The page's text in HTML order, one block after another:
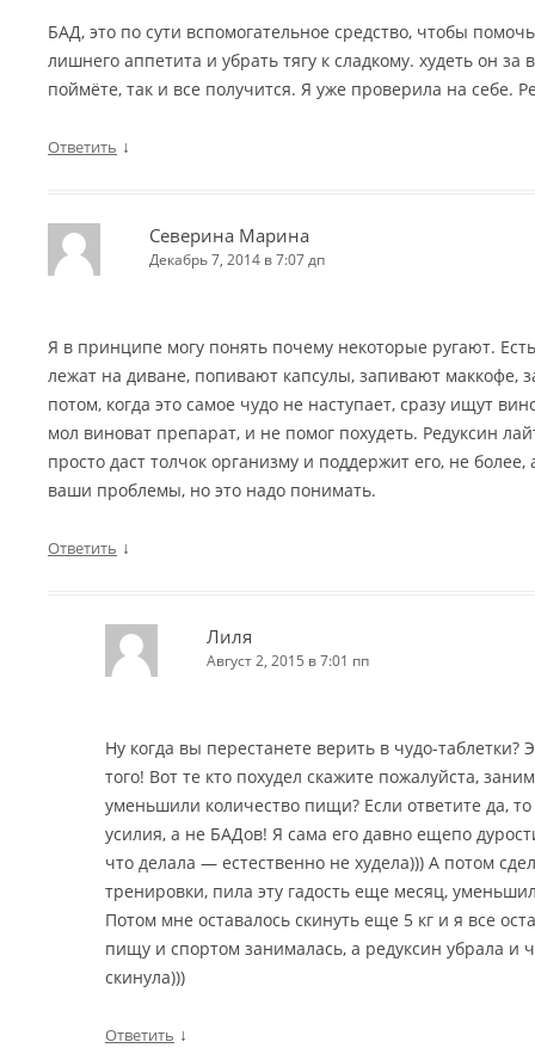
БАД, это по сути вспомогательное средство, чтобы
лишнего аппетита и убрать тягу к сладкому. худеть он за
поймёте, так и все получится. Я уже проверила на себе.
Ответить ↓
Северина Марина
Декабрь 7, 2014 в 7:07 дп
Я в принципе могу понять почему некоторые ругают.
лежат на диване, попивают капсулы, запивают маккофе,
потом, когда это самое чудо не наступает, сразу ищут
мол виноват препарат, и не помог похудеть. Редуксин
просто даст толчок организму и поддержит его, не
ваши проблемы, но это надо понимать.
Ответить ↓
Лиля
Август 2, 2015 в 7:01 пп
Ну когда вы перестанете верить в чудо-таблетки?
того! Вот те кто похудел скажите пожалуйста,
уменьшили количество пищи? Если ответите да,
усилия, а не БАДов! Я сама его давно ещепо
что делала — естественно не худела))) А потом
тренировки, пила эту гадость еще месяц,
Потом мне оставалось скинуть еще 5 кг и я все
пищу и спортом занималась, а редуксин убрала и
скинула)))
Ответить ↓